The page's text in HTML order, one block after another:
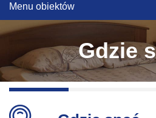
Menu obiektów
Gdzie